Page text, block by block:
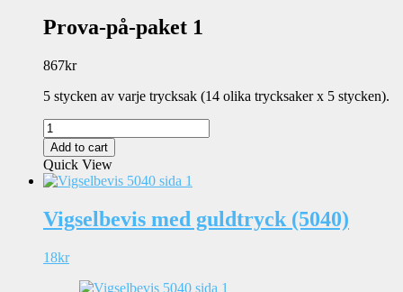
Prova-på-paket 1
867kr
5 stycken av varje trycksak (14 olika trycksaker x 5 stycken).
Prova-
på-
paket
1
quantity
Add to cart
Quick View
Vigselbevis med guldtryck (5040)
18kr